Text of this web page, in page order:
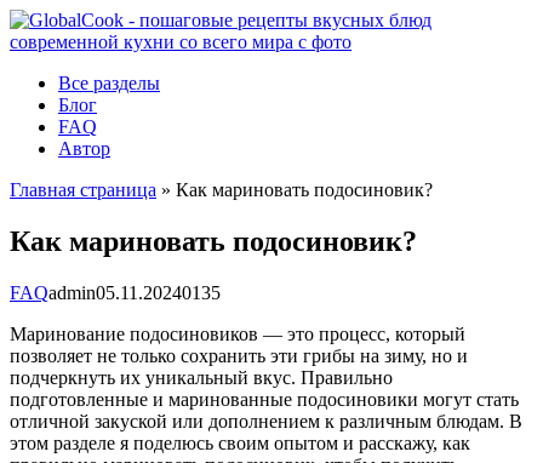
Перейти
к
Все разделы
Блог
FAQ
Автор
Главная страница » Как мариновать подосиновик?
Как мариновать подосиновик?
FAQadmin05.11.20240135
Маринование подосиновиков — это процесс, который
позволяет не только сохранить эти грибы на зиму, но и
подчеркнуть их уникальный вкус. Правильно
подготовленные и маринованные подосиновики могут стать
отличной закуской или дополнением к различным блюдам. В
этом разделе я поделюсь своим опытом и расскажу, как